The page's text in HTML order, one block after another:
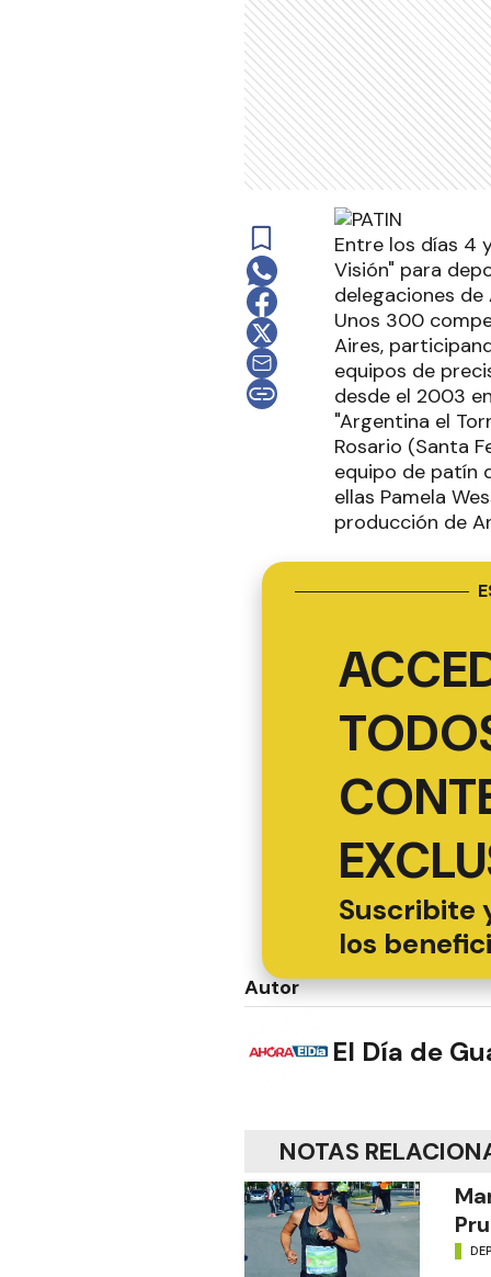
Entre los días 4
Visión" para
delegaciones de
Unos 300
Aires,
equipos de
desde el 2003
"Argentina el
Rosario (Santa
equipo de patín
ellas Pamela
producción de
Suscribite
los
Autor
El Día de
NOTAS